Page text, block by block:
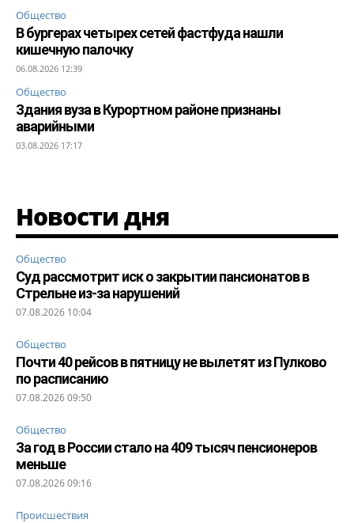
Общество
В бургерах четырех сетей фастфуда нашли
кишечную палочку
06.08.2026 12:39
Общество
Здания вуза в Курортном районе признаны
аварийными
03.08.2026 17:17
Новости дня
Общество
Суд рассмотрит иск о закрытии пансионатов в
Стрельне из-за нарушений
07.08.2026 10:04
Общество
Почти 40 рейсов в пятницу не вылетят из Пулково
по расписанию
07.08.2026 09:50
Общество
За год в России стало на 409 тысяч пенсионеров
меньше
07.08.2026 09:16
Происшествия